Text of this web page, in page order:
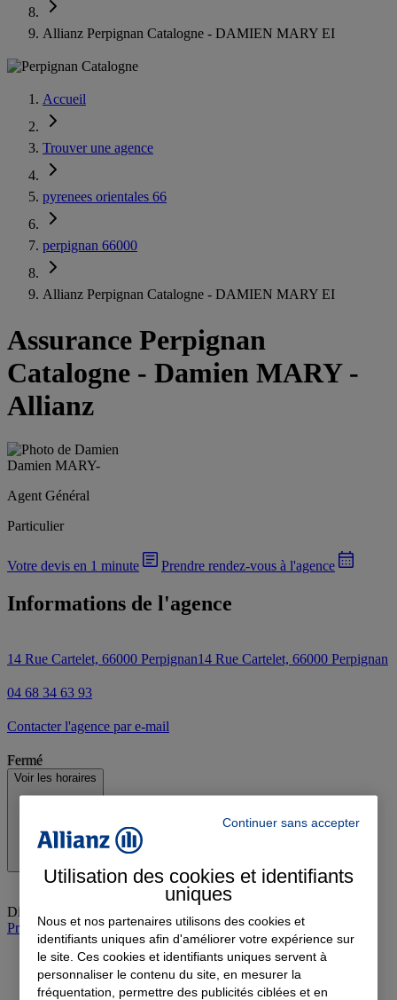
Allianz Perpignan Catalogne - DAMIEN MARY EI
Accueil
Trouver une agence
pyrenees orientales 66
perpignan 66000
Allianz Perpignan Catalogne - DAMIEN MARY EI
Assurance Perpignan
Catalogne - Damien MARY -
Allianz
Damien MARY-
Agent Général
Particulier
Votre devis en 1 minute Prendre rendez-vous à l'agence
Informations de l'agence
14 Rue Cartelet, 66000 Perpignan14 Rue Cartelet, 66000 Perpignan
04 68 34 63 93
Contacter l'agence par e-mail
Fermé
Voir les horaires
Dimanche
Prendre rendez-vous à l'agence
Continuer sans accepter
Utilisation des cookies et identifiants
uniques
Nous et nos partenaires utilisons des cookies et
identifiants uniques afin d'améliorer votre expérience sur
le site. Ces cookies et identifiants uniques servent à
personnaliser le contenu du site, en mesurer la
fréquentation, permettre des publicités ciblées et en